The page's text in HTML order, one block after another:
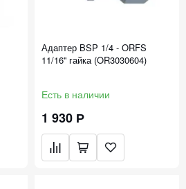
Адаптер BSP 1/4 - ORFS
11/16'' гайка (OR3030604)
Есть в наличии
1 930 Р